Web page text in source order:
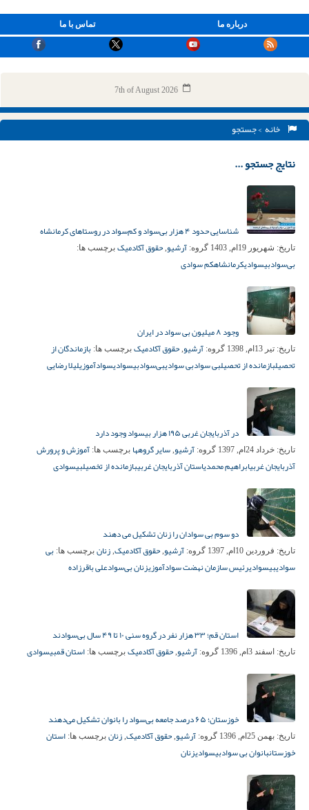
تماس با ما درباره ما
7th of August 2026
خانه > جستجو
نتایج جستجو ...
شناسایی حدود ۴ هزار بی‌سواد و کم‌سواد در روستاهای کرمانشاه
تاریخ: شهریور 19ام, 1403 گروه: آرشیو, حقوق آکادمیک برچسب ها:
بی‌سوادبیسوادیکرمانشاهکم سوادی
وجود ۸ میلیون بی سواد در ایران
تاریخ: تیر 13ام, 1398 گروه: آرشیو, حقوق آکادمیک برچسب ها: بازماندگان از
تحصیلبازمانده از تحصیلبی سوادبی سوادیبی‌سوادبیسوادیسوادآموزیلیلا رضایی
در آذربایجان غربی ۱۹۵ هزار بیسواد وجود دارد
تاریخ: خرداد 24ام, 1397 گروه: آرشیو, سایر گروهها برچسب ها: آموزش و پرورش
آذربایجان غربیابراهیم محمدیاستان آذربایجان غربیبازمانده از تخصیلبیسوادی
دو سوم بی سوادان را زنان تشکیل می دهند
تاریخ: فروردین 10ام, 1397 گروه: آرشیو, حقوق آکادمیک, زنان برچسب ها: بی
سوادیبیسوادیرئيس سازمان نهضت سوادآموزيزنان بی‌سوادعلی باقرزاده
استان قم؛ ۳۳ هزار نفر در گروه سنی ۱۰ تا ۴۹ سال بی‌سوادند
تاریخ: اسفند 3ام, 1396 گروه: آرشیو, حقوق آکادمیک برچسب ها: استان قمبیسوادی
خوزستان؛ ۶۵ درصد جامعه بی‌سواد را بانوان تشکیل می‌دهند
تاریخ: بهمن 25ام, 1396 گروه: آرشیو, حقوق آکادمیک, زنان برچسب ها: استان
خوزستانبانوان بی سوادبیسوادیزنان